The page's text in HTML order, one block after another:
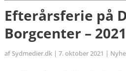
Efterårsferie på
Borgcenter – 2021
af Sydmedier.dk| 7. oktober 2021 |